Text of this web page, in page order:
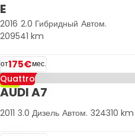
E
2016 2.0 Гибридный Автом.
209541 km
от175€мес.
-6%
Quattro
AUDI A7
2011 3.0 Дизель Автом. 324310 km